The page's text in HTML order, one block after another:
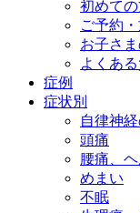
初めて
ご予約
お子さ
よくあ
症例
症状別
自律神
頭痛
腰痛、
めまい
不眠